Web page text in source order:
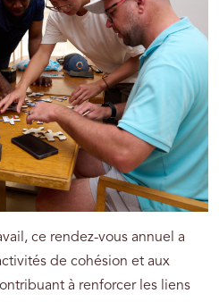
ce rendez-vous annuel a
de cohésion et aux
à renforcer les liens